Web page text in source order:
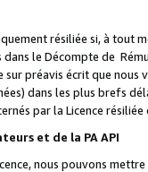
résiliée si, à
le Décompte de
préavis écrit que
dans les plus
par la Licence
et de la PA API
nous pouvons